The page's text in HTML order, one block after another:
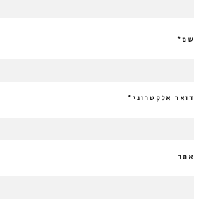
שם*
דואר אלקטרוני *
אתר